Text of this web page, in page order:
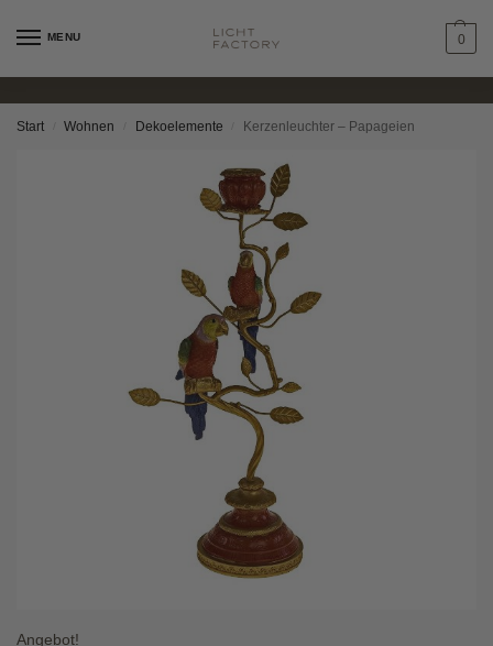
MENU 0
Start Wohnen Dekoelemente Kerzenleuchter – Papageien
Angebot!